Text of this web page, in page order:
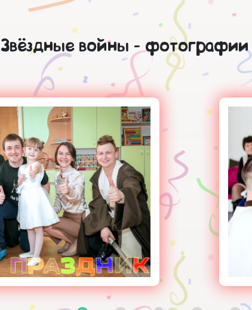
Звёздные войны - фотографии